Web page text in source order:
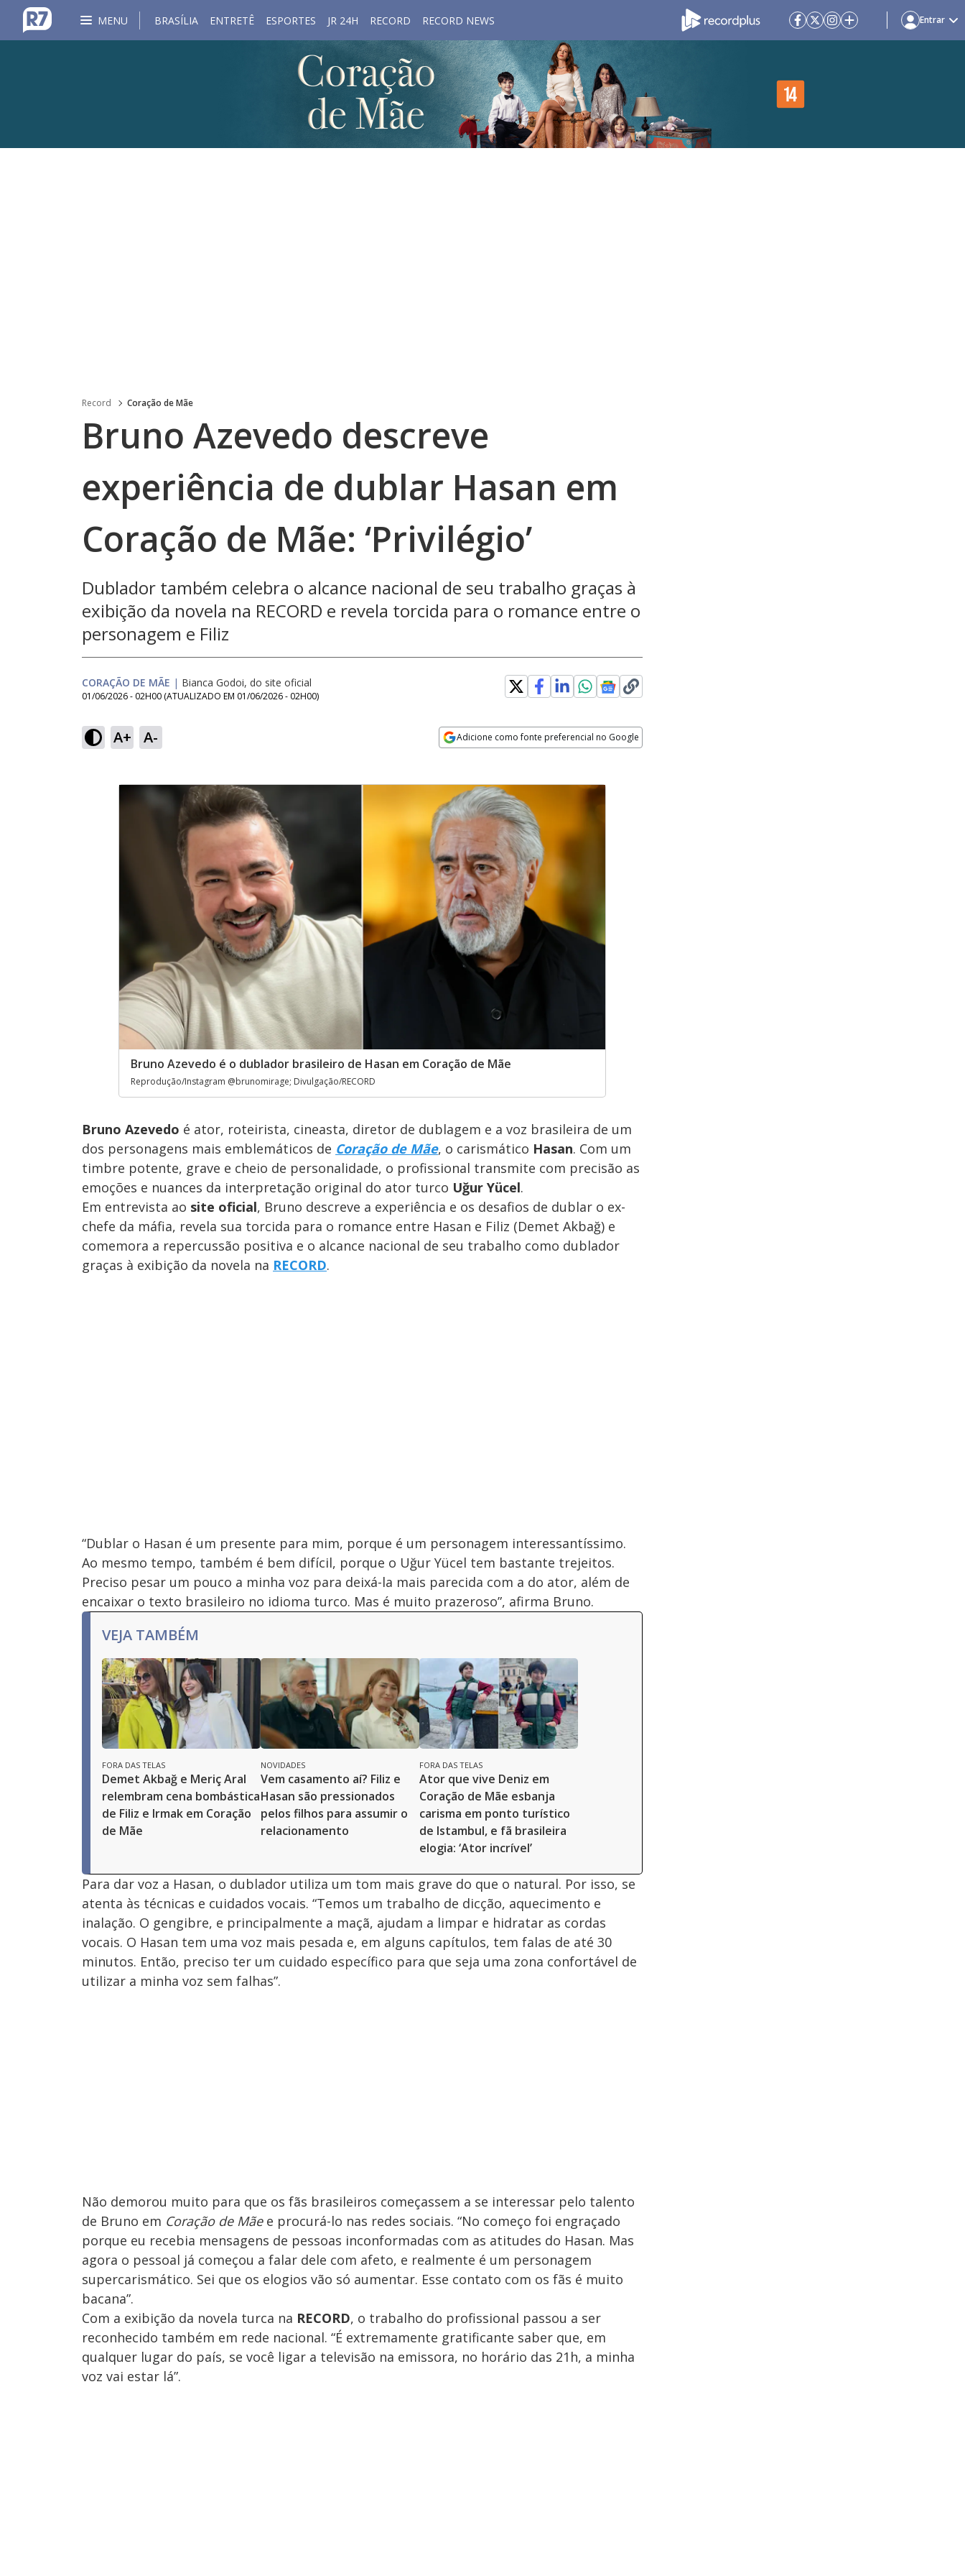
MENU BRASÍLIA ENTRETÊ ESPORTES JR 24H RECORD RECORD NEWS Entrar
Record Coração de Mãe
Bruno Azevedo descreve
experiência de dublar Hasan em
Coração de Mãe: ‘Privilégio’
Dublador também celebra o alcance nacional de seu trabalho graças à
exibição da novela na RECORD e revela torcida para o romance entre o
personagem e Filiz
CORAÇÃO DE MÃE | Bianca Godoi, do site oficial
01/06/2026 - 02H00 (ATUALIZADO EM 01/06/2026 - 02H00)
A+ A- Adicione como fonte preferencial no Google
Bruno Azevedo é o dublador brasileiro de Hasan em Coração de Mãe
Reprodução/Instagram @brunomirage; Divulgação/RECORD
Bruno Azevedo é ator, roteirista, cineasta, diretor de dublagem e a voz brasileira de um
dos personagens mais emblemáticos de Coração de Mãe, o carismático Hasan. Com um
timbre potente, grave e cheio de personalidade, o profissional transmite com precisão as
emoções e nuances da interpretação original do ator turco Uğur Yücel.
Em entrevista ao site oficial, Bruno descreve a experiência e os desafios de dublar o ex-
chefe da máfia, revela sua torcida para o romance entre Hasan e Filiz (Demet Akbağ) e
comemora a repercussão positiva e o alcance nacional de seu trabalho como dublador
graças à exibição da novela na RECORD.
“Dublar o Hasan é um presente para mim, porque é um personagem interessantíssimo.
Ao mesmo tempo, também é bem difícil, porque o Uğur Yücel tem bastante trejeitos.
Preciso pesar um pouco a minha voz para deixá-la mais parecida com a do ator, além de
encaixar o texto brasileiro no idioma turco. Mas é muito prazeroso”, afirma Bruno.
VEJA TAMBÉM
FORA DAS TELAS
Demet Akbağ e Meriç Aral
relembram cena bombástica
de Filiz e Irmak em Coração
de Mãe
NOVIDADES
Vem casamento aí? Filiz e
Hasan são pressionados
pelos filhos para assumir o
relacionamento
FORA DAS TELAS
Ator que vive Deniz em
Coração de Mãe esbanja
carisma em ponto turístico
de Istambul, e fã brasileira
elogia: ‘Ator incrível’
Para dar voz a Hasan, o dublador utiliza um tom mais grave do que o natural. Por isso, se
atenta às técnicas e cuidados vocais. “Temos um trabalho de dicção, aquecimento e
inalação. O gengibre, e principalmente a maçã, ajudam a limpar e hidratar as cordas
vocais. O Hasan tem uma voz mais pesada e, em alguns capítulos, tem falas de até 30
minutos. Então, preciso ter um cuidado específico para que seja uma zona confortável de
utilizar a minha voz sem falhas”.
Não demorou muito para que os fãs brasileiros começassem a se interessar pelo talento
de Bruno em Coração de Mãee procurá-lo nas redes sociais. “No começo foi engraçado
porque eu recebia mensagens de pessoas inconformadas com as atitudes do Hasan. Mas
agora o pessoal já começou a falar dele com afeto, e realmente é um personagem
supercarismático. Sei que os elogios vão só aumentar. Esse contato com os fãs é muito
bacana”.
Com a exibição da novela turca na RECORD, o trabalho do profissional passou a ser
reconhecido também em rede nacional. “É extremamente gratificante saber que, em
qualquer lugar do país, se você ligar a televisão na emissora, no horário das 21h, a minha
voz vai estar lá”.